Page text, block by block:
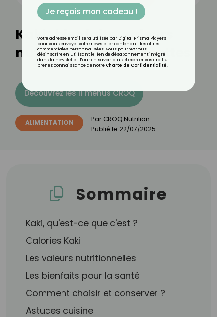
Kaki : bienfaits, valeurs
nutritionnelles et recettes
Découvrez les 11 menus CROQ
ALIMENTATION Par CROQ Nutrition
Publié le 22/07/2025
Sommaire
Kaki, qu'est-ce que c'est ?
Calories Kaki
Les valeurs nutritionnelles
Les bienfaits pour la santé
Comment choisir et conserver ?
Astuces cuisine
Je reçois mon cadeau !
Votre adresse email sera utilisée par Digital Prisma Players
pour vous envoyer votre newsletter contenant des offres
commerciales personnalisées. Vous pourrez vous
désinscrire en utilisant le lien de désabonnement intégré
dans la newsletter. Pour en savoir plus et exercer vos droits,
prenez connaissance de notre Charte de Confidentialité.